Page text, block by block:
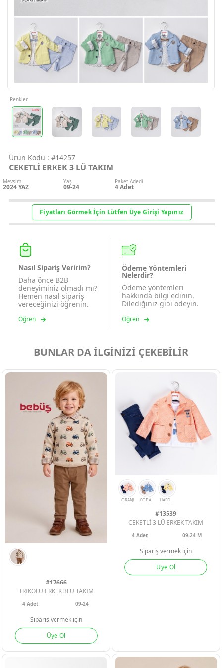
ERKEK BEBEK
ERKEK BEBEK
ERKEK BEBEK
İletişim
Destek &
Şifremi
Geri Bildirim
Giriş Yap
Ürün Kodu : #14257
CEKETLİ ERKEK 3 LÜ TAKIM
Mevsim
2024 YAZ
Yaş
09-24
Paket Adedi
4Adet
Renkler
Fiyatları Görmek İçin Lütfen Üye Girişi Yapınız
Nasıl Sipariş Veririm?
Daha önce B2B
deneyiminiz olmadı mı?
Hemen nasıl sipariş
vereceğinizi öğrenin.
Öğren
Ödeme Yöntemleri
Nelerdir?
Ödeme yöntemleri
hakkında bilgi edinin.
Dilediğiniz gibi ödeyin.
Öğren
BUNLAR DA İLGİNİZİ ÇEKEBİLİR
#17666
TRIKOLU ERKEK 3LU TAKIM
4 Adet 09-24
Sipariş vermek için
Üye Ol
#13539
CEKETLİ 3 LÜ ERKEK TAKIM
4Adet 09-24 M
Sipariş vermek için
Üye Ol